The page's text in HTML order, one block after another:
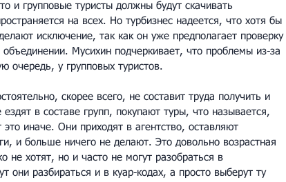
групповые туристы должны будут скачивать
на всех. Но турбизнес надеется, что хотя бы
исключение, так как он уже предполагает проверку
Мусихин подчеркивает, что проблемы из-за
очередь, у групповых туристов.
скорее всего, не составит труда получить и
в составе групп, покупают туры, что называется,
иначе. Они приходят в агентство, оставляют
и больше ничего не делают. Это довольно возрастная
не хотят, но и часто не могут разобраться в
они разбираться и в куар-кодах, а просто выберут ту